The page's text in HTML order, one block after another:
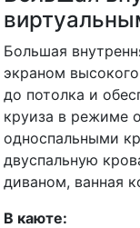
Большая
экраном
до потолка и
круиза в режиме
односпальными
двуспальную
диваном, ванная
В каюте: